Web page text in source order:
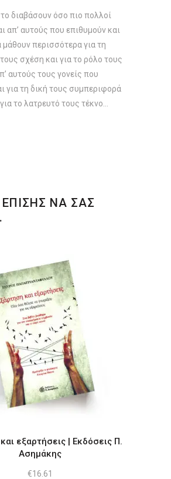
το διαβάσουν όσο πιο πολλοί
απ’ αυτούς που επιθυμούν και
μάθουν περισσότερα για τη
σχέση και για το ρόλο τους
αυτούς τους γονείς που
για τη δική τους συμπεριφορά
το λατρευτό τους τέκνο…
ΝΑ ΣΑΣ
εξαρτήσεις | Εκδόσεις Π.
Ασημάκης
€16.61